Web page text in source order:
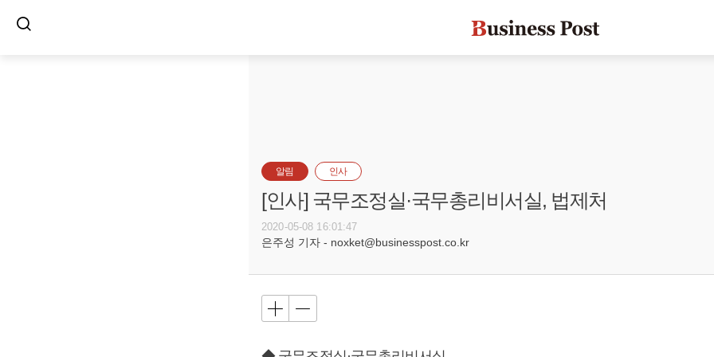
알림 인사
[인사] 국무조정실·국무총리비서실, 법제처
2020-05-08 16:01:47
은주성 기자 - noxket@businesspost.co.kr